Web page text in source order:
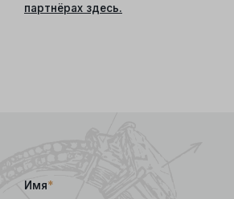
партнёрах здесь.
Имя*